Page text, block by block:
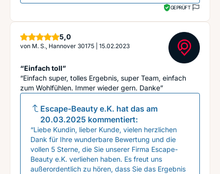
GEPRÜFT
5,0Sterne
von M. S., Hannover 30175 15.02.2023
“Einfach toll”
“Einfach super, tolles Ergebnis, super Team, einfach
zum Wohlfühlen. Immer wieder gern. Danke”
Escape-Beauty e.K. hat das am
20.03.2025 kommentiert:
“Liebe Kundin, lieber Kunde, vielen herzlichen
Dank für Ihre wunderbare Bewertung und die
vollen 5 Sterne, die Sie unserer Firma Escape-
Beauty e.K. verliehen haben. Es freut uns
außerordentlich zu hören, dass Sie das Ergebnis